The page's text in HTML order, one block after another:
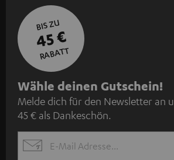
BIS ZU
45 €
RABATT
N
e
w
s
l
Wähle deinen Gutschein!
Melde dich für den Newsletter an
45 € als Dankeschön.
EMAIL